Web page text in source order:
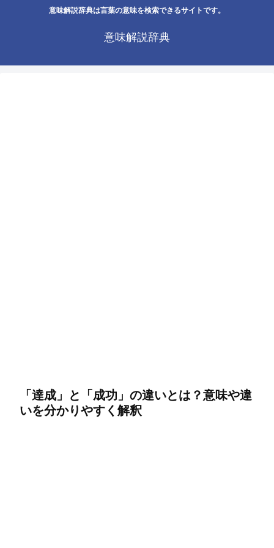
意味解説辞典は言葉の意味を検索できるサイトです。
意味解説辞典
「達成」と「成功」の違いとは？意味や違
いを分かりやすく解釈